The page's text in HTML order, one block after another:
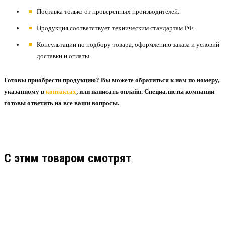
Поставка только от проверенных производителей.
Продукция соответствует техническим стандартам РФ.
Консультации по подбору товара, оформлению заказа и условий
доставки и оплаты.
Готовы приобрести продукцию? Вы можете обратиться к нам по номеру,
указанному в контактах, или написать онлайн. Специалисты компании
готовы ответить на все ваши вопросы.
C этим товаром смотрят